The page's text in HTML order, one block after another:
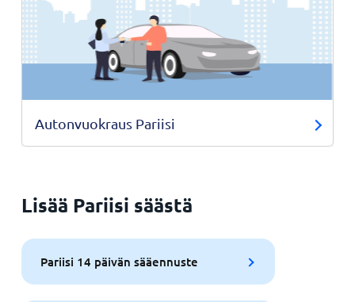
Autonvuokraus Pariisi
Lisää Pariisi säästä
Pariisi 14 päivän sääennuste